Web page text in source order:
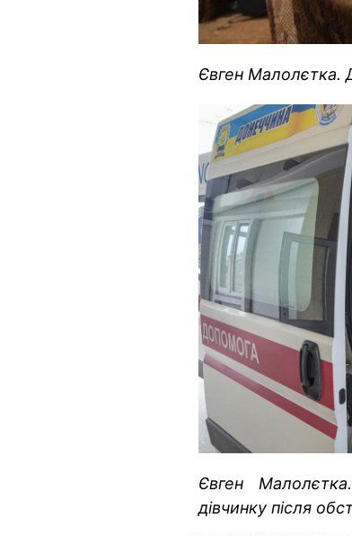
Євген Малолєтка.
Євген
дівчинку після